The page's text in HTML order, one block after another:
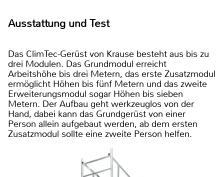
Ausstattung und Test
Das ClimTec-Gerüst von Krause besteht aus bis zu
drei Modulen. Das Grundmodul erreicht
Arbeitshöhe bis drei Metern, das erste Zusatzmodul
ermöglicht Höhen bis fünf Metern und das zweite
Erweiterungsmodul sogar Höhen bis sieben
Metern. Der Aufbau geht werkzeuglos von der
Hand, dabei kann das Grundgerüst von einer
Person allein aufgebaut werden, ab dem ersten
Zusatzmodul sollte eine zweite Person helfen.